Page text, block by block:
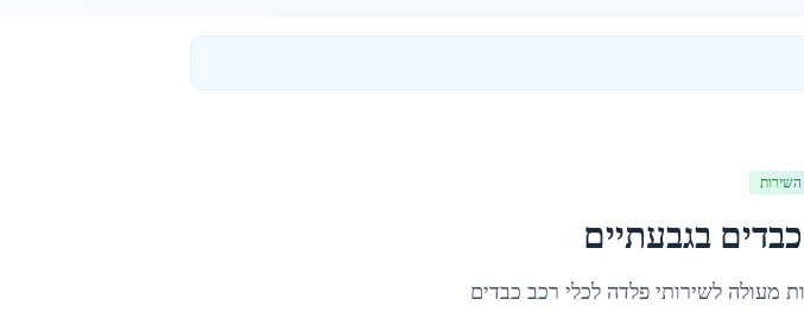
השירות
בגבעתיים
מעולה לשירותיפלדה לכלי רכב כבדים